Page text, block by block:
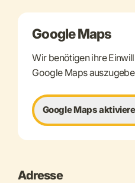
Google Maps
Wir benötigen ihre
Google Maps
Google Maps
Adresse